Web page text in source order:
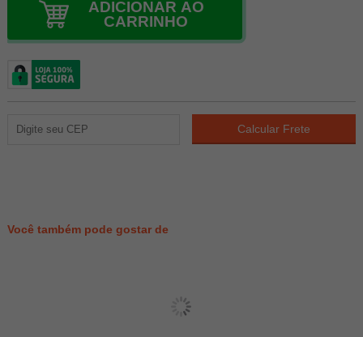
ADICIONAR AO
CARRINHO
Você também pode gostar de